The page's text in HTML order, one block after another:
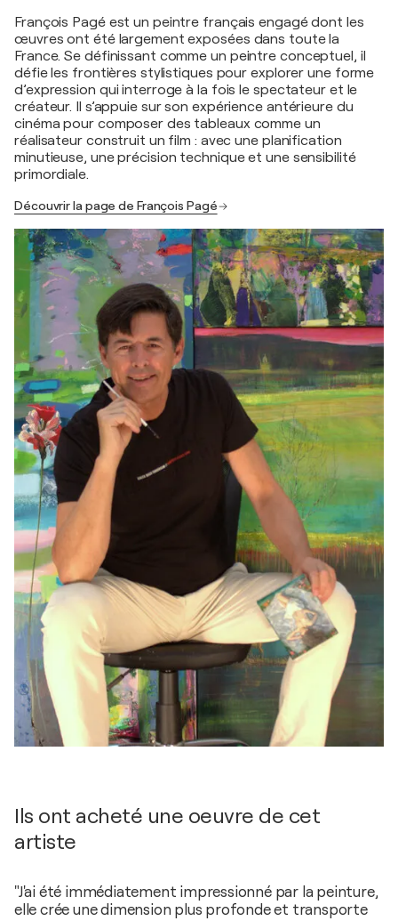
François Pagé est un peintre français engagé dont les
œuvres ont été largement exposées dans toute la
France. Se définissant comme un peintre conceptuel, il
défie les frontières stylistiques pour explorer une forme
d’expression qui interroge à la fois le spectateur et le
créateur. Il s’appuie sur son expérience antérieure du
cinéma pour composer des tableaux comme un
réalisateur construit un film : avec une planification
minutieuse, une précision technique et une sensibilité
primordiale.
Découvrir la page de François Pagé
Ils ont acheté une oeuvre de cet
artiste
"J'ai été immédiatement impressionné par la peinture,
elle crée une dimension plus profonde et transporte